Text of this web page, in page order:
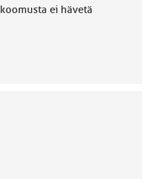
ei hävetä